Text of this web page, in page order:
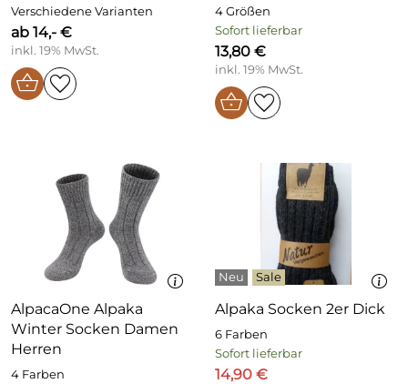
Verschiedene Varianten
ab 14,- €
inkl. 19% MwSt.
4 Größen
Sofort lieferbar
13,80 €
inkl. 19% MwSt.
AlpacaOne Alpaka
Winter Socken Damen
Herren
4 Farben
Alpaka Socken 2er Dick
6 Farben
Sofort lieferbar
14,90 €